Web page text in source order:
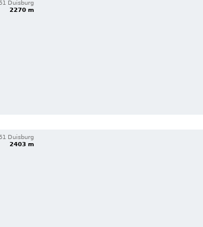
Duisburg
2270 m
Duisburg
2403 m